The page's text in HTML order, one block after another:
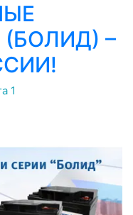
(БОЛИД) –
1